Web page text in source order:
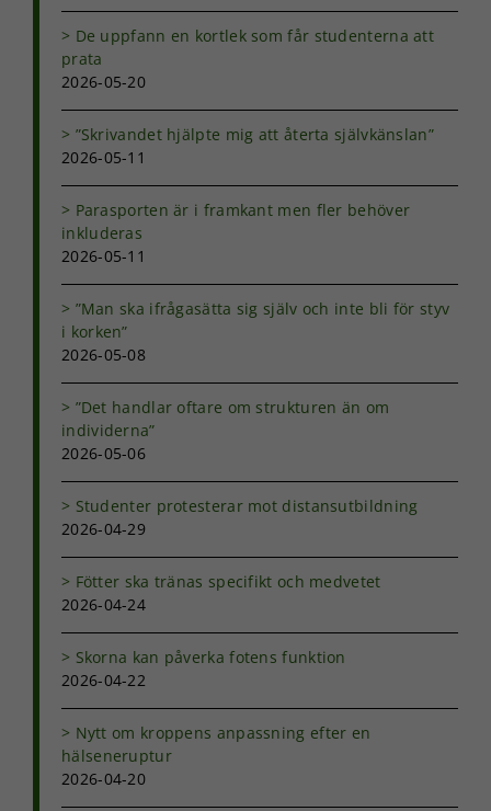
De uppfann en kortlek som får studenterna att
prata
2026-05-20
”Skrivandet hjälpte mig att återta självkänslan”
2026-05-11
Parasporten är i framkant men fler behöver
inkluderas
2026-05-11
”Man ska ifrågasätta sig själv och inte bli för styv
i korken”
2026-05-08
”Det handlar oftare om strukturen än om
individerna”
2026-05-06
Studenter protesterar mot distansutbildning
2026-04-29
Fötter ska tränas specifikt och medvetet
2026-04-24
Skorna kan påverka fotens funktion
2026-04-22
Nytt om kroppens anpassning efter en
hälseneruptur
2026-04-20
hemsidans
funktionalitet
hemsidan
prestera så
bra som
Om du nekar
de här
att försvinna
från
intressen och ditt
surfar ökar du
chansen att få se